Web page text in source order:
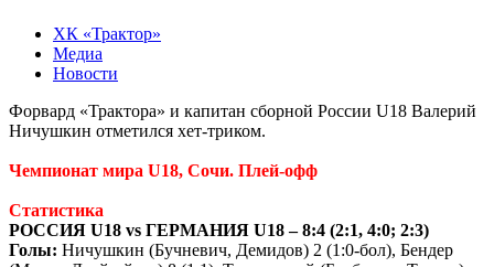
ХК «Трактор»
Медиа
Новости
Форвард «Трактора» и капитан сборной России U18 Валерий
Ничушкин отметился хет-триком.
Чемпионат мира U18, Сочи. Плей-офф
Статистика
РОССИЯ U18 vs ГЕРМАНИЯ U18 – 8:4 (2:1, 4:0; 2:3)
Голы: Ничушкин (Бучневич, Демидов) 2 (1:0-бол), Бендер